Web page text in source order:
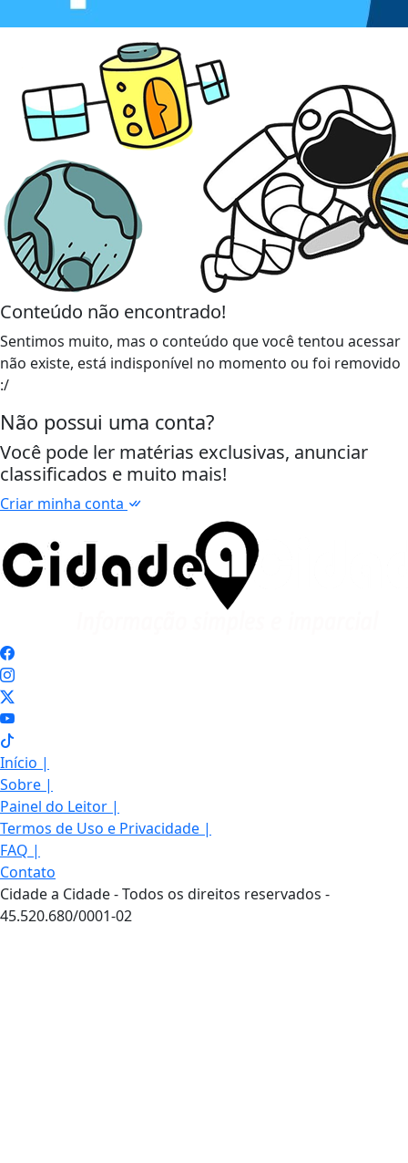
Conteúdo não encontrado!
Sentimos muito, mas o conteúdo que você tentou acessar
não existe, está indisponível no momento ou foi removido
:/
Não possui uma conta?
Você pode ler matérias exclusivas, anunciar
classificados e muito mais!
Criar minha conta
Início |
Sobre |
Painel do Leitor |
Termos de Uso e Privacidade |
FAQ |
Contato
Cidade a Cidade - Todos os direitos reservados -
45.520.680/0001-02